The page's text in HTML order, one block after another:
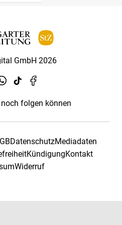
GmbH 2026
folgen können
DatenschutzMediadaten
KündigungKontakt
Widerruf